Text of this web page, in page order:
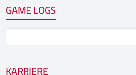
GAME LOGS
KARRIERE